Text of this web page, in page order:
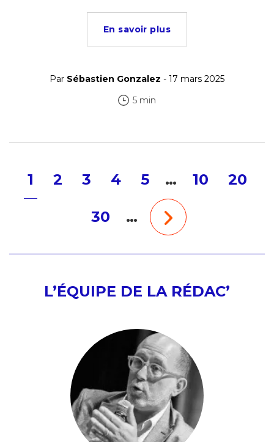
En savoir plus
Par Sébastien Gonzalez - 17 mars 2025
5 min
1 2 3 4 5 … 10 20
30 …
L’ÉQUIPE DE LA RÉDAC’